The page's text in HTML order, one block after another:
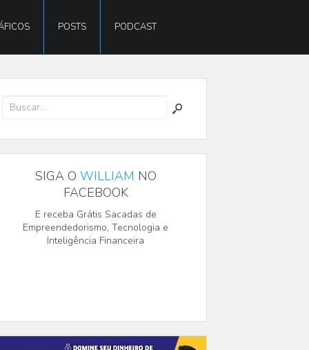
POSTS PODCAST
SIGA O WILLIAM NO
FACEBOOK
E receba Grátis Sacadas de
Empreendedorismo, Tecnologia e
Inteligência Financeira